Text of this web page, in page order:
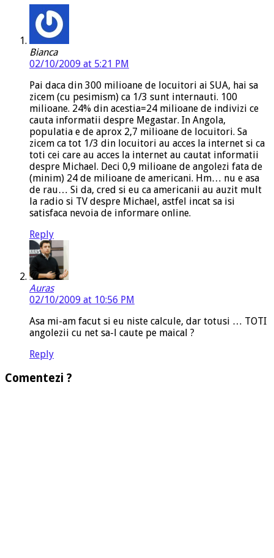
Bianca
02/10/2009 at 5:21 PM
Pai daca din 300 milioane de locuitori ai SUA, hai sa
zicem (cu pesimism) ca 1/3 sunt internauti. 100
milioane. 24% din acestia=24 milioane de indivizi ce
cauta informatii despre Megastar. In Angola,
populatia e de aprox 2,7 milioane de locuitori. Sa
zicem ca tot 1/3 din locuitori au acces la internet si ca
toti cei care au acces la internet au cautat informatii
despre Michael. Deci 0,9 milioane de angolezi fata de
(minim) 24 de milioane de americani. Hm… nu e asa
de rau… Si da, cred si eu ca americanii au auzit mult
la radio si TV despre Michael, astfel incat sa isi
satisfaca nevoia de informare online.
Reply
Auras
02/10/2009 at 10:56 PM
Asa mi-am facut si eu niste calcule, dar totusi … TOTI
angolezii cu net sa-l caute pe maical ?
Reply
Comentezi ?